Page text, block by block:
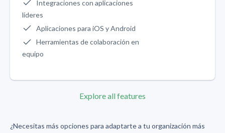
Integraciones con aplicaciones
líderes
Aplicaciones para iOS y Android
Herramientas de colaboración en
equipo
Explore all features
¿Necesitas más opciones para adaptarte a tu organización más